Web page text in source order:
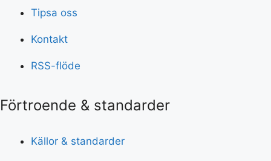
Tipsa oss
Kontakt
RSS-flöde
Förtroende & standarder
Källor & standarder